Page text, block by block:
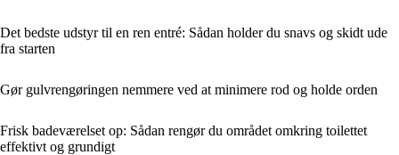
Det bedste udstyr til en ren entré: Sådan holder du snavs og skidt ude
fra starten
Gør gulvrengøringen nemmere ved at minimere rod og holde orden
Frisk badeværelset op: Sådan rengør du området omkring toilettet
effektivt og grundigt